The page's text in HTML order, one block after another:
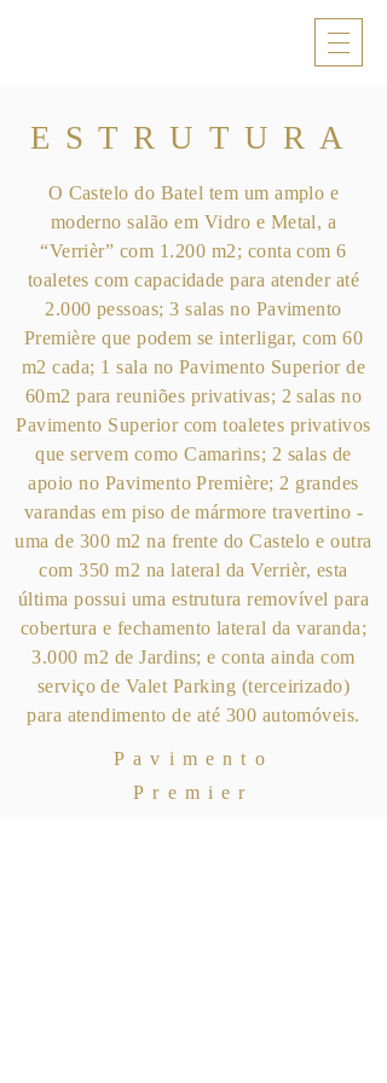
ESTRUTURA
O Castelo do Batel tem um amplo e
moderno salão em Vidro e Metal, a
“Verrièr” com 1.200 m2; conta com 6
toaletes com capacidade para atender até
2.000 pessoas; 3 salas no Pavimento
Première que podem se interligar, com 60
m2 cada; 1 sala no Pavimento Superior de
60m2 para reuniões privativas; 2 salas no
Pavimento Superior com toaletes privativos
que servem como Camarins; 2 salas de
apoio no Pavimento Première; 2 grandes
varandas em piso de mármore travertino -
uma de 300 m2 na frente do Castelo e outra
com 350 m2 na lateral da Verrièr, esta
última possui uma estrutura removível para
cobertura e fechamento lateral da varanda;
3.000 m2 de Jardins; e conta ainda com
serviço de Valet Parking (terceirizado)
para atendimento de até 300 automóveis.
Pavimento
Premier